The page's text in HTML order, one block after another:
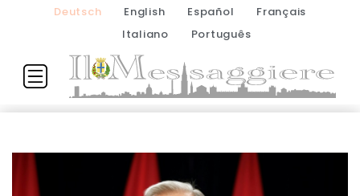
Deutsch English Español
Français
Italiano
Português